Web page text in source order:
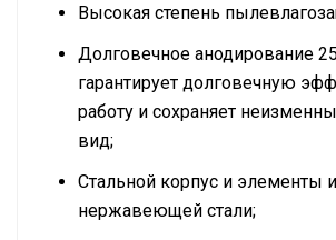
Высокая степень
Долговечное анодирование
гарантирует долговечную
работу и сохраняет
вид;
Стальной корпус и элементы
нержавеющей стали;